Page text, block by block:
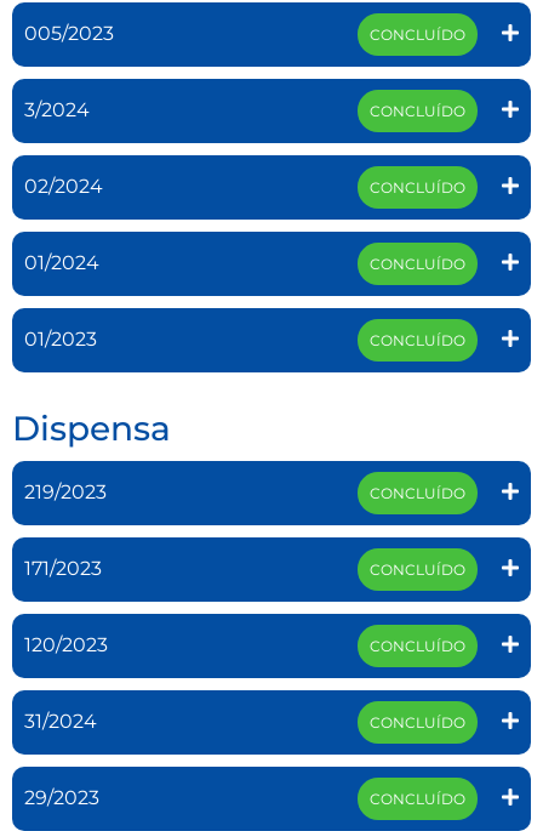
005/2023 CONCLUÍDO
3/2024 CONCLUÍDO
02/2024 CONCLUÍDO
01/2024 CONCLUÍDO
01/2023 CONCLUÍDO
Dispensa
219/2023 CONCLUÍDO
171/2023 CONCLUÍDO
120/2023 CONCLUÍDO
31/2024 CONCLUÍDO
29/2023 CONCLUÍDO